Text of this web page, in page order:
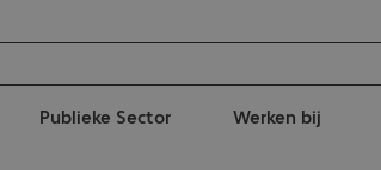
Publieke Sector Werken bij